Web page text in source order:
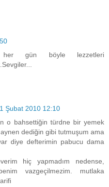
gün böyle lezzetleri
Şubat 2010 12:10
o bahsettiğin türdne bir yemek
dediğin gibi tutmuşum ama
diye defterimin pabucu dama
hiç yapmadım nedense,
vazgeçilmezim. mutlaka